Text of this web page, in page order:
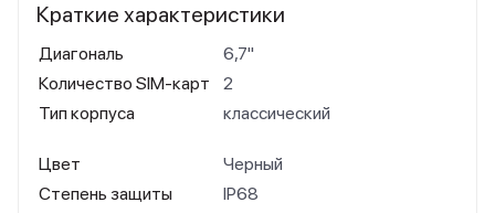
Краткие характеристики
Диагональ
6,7"
Количество SIM-карт
2
Тип корпуса
классический
Цвет
Черный
Степень защиты
IP68